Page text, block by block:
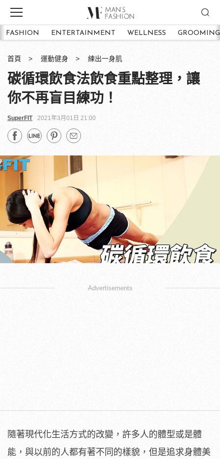
FASHION ENTERTAINMENT WELLNESS GROOMING
首頁 運動健身 練出一身肌
碳循環飲食法飲食重點整理，讓
你不再盲目練功！
SuperFIT 2021年3月01日 21:00
Advertisements
隨著現代化生活方式的改變，許多人的體型或是體
能，與以前的人都有著不同的樣貌，但是追求身體美